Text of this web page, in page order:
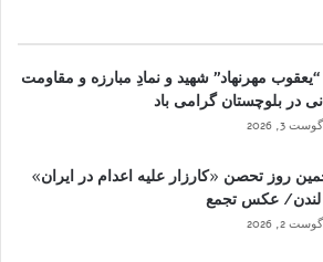
“یعقوب مهرنهاد” شهید و نمادِ مبارزه و مقاومت
در بلوچستان گرامی باد
3, 2026
روز تحصن «کارزار علیه اعدام در ایران»
لندن/ عکس تجمع
2, 2026